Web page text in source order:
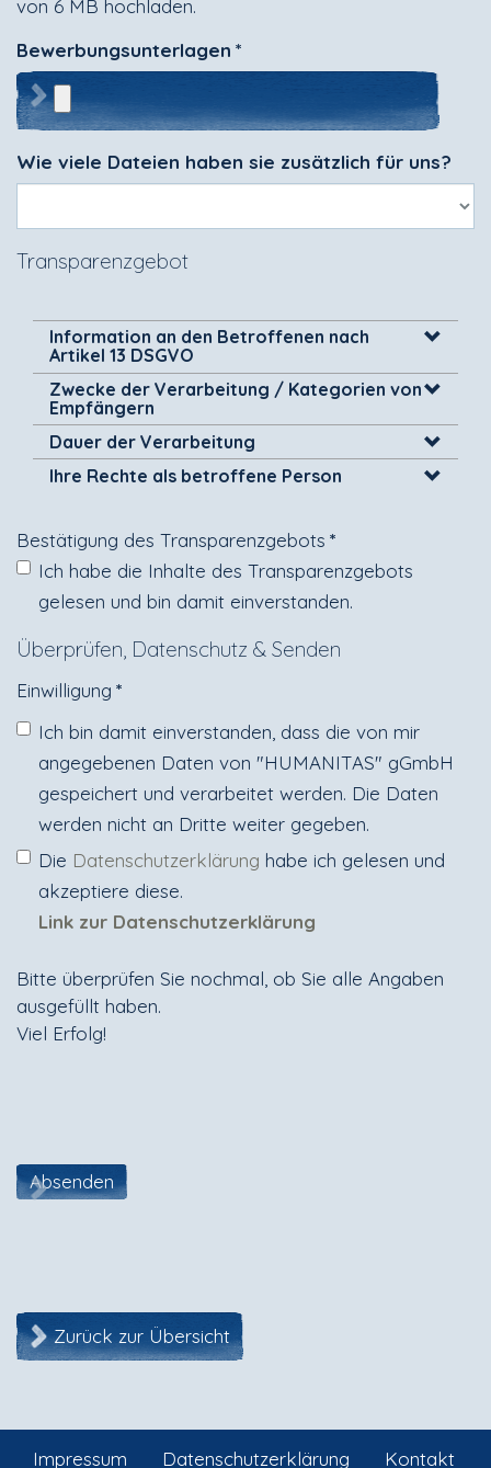
von 6 MB hochladen.
Bewerbungsunterlagen *
Wie viele Dateien haben sie zusätzlich für uns?
Transparenzgebot
Information an den Betroffenen nach
Artikel 13 DSGVO
Zwecke der Verarbeitung / Kategorien von
Empfängern
Dauer der Verarbeitung
Ihre Rechte als betroffene Person
Bestätigung des Transparenzgebots *
Ich habe die Inhalte des Transparenzgebots
gelesen und bin damit einverstanden.
Überprüfen, Datenschutz & Senden
Einwilligung *
Ich bin damit einverstanden, dass die von mir
angegebenen Daten von "HUMANITAS" gGmbH
gespeichert und verarbeitet werden. Die Daten
werden nicht an Dritte weiter gegeben.
Die Datenschutzerklärung habe ich gelesen und
akzeptiere diese.
Link zur Datenschutzerklärung
Bitte überprüfen Sie nochmal, ob Sie alle Angaben
ausgefüllt haben.
Viel Erfolg!
Absenden
Zurück zur Übersicht
Impressum Datenschutzerklärung Kontakt